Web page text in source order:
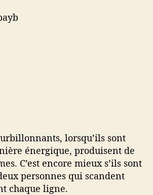
lorsqu’ils sont
énergique, produisent de
C’est encore mieux s’ils sont
personnes qui scandent
chaque ligne.